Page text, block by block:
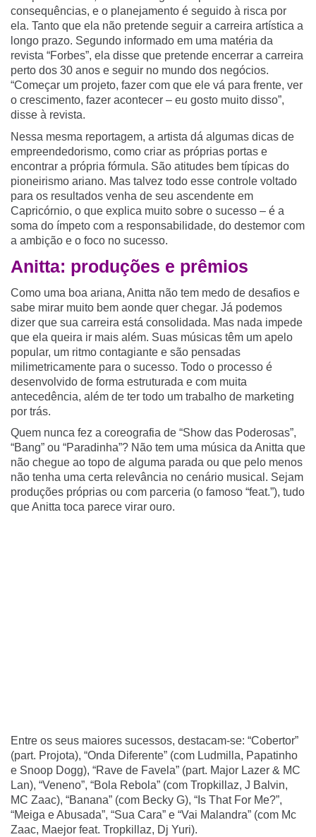
consequências, e o planejamento é seguido à risca por
ela. Tanto que ela não pretende seguir a carreira artística a
longo prazo. Segundo informado em uma matéria da
revista “Forbes”, ela disse que pretende encerrar a carreira
perto dos 30 anos e seguir no mundo dos negócios.
“Começar um projeto, fazer com que ele vá para frente, ver
o crescimento, fazer acontecer – eu gosto muito disso”,
disse à revista.
Nessa mesma reportagem, a artista dá algumas dicas de
empreendedorismo, como criar as próprias portas e
encontrar a própria fórmula. São atitudes bem típicas do
pioneirismo ariano. Mas talvez todo esse controle voltado
para os resultados venha de seu ascendente em
Capricórnio, o que explica muito sobre o sucesso – é a
soma do ímpeto com a responsabilidade, do destemor com
a ambição e o foco no sucesso.
Anitta: produções e prêmios
Como uma boa ariana, Anitta não tem medo de desafios e
sabe mirar muito bem aonde quer chegar. Já podemos
dizer que sua carreira está consolidada. Mas nada impede
que ela queira ir mais além. Suas músicas têm um apelo
popular, um ritmo contagiante e são pensadas
milimetricamente para o sucesso. Todo o processo é
desenvolvido de forma estruturada e com muita
antecedência, além de ter todo um trabalho de marketing
por trás.
Quem nunca fez a coreografia de “Show das Poderosas”,
“Bang” ou “Paradinha”? Não tem uma música da Anitta que
não chegue ao topo de alguma parada ou que pelo menos
não tenha uma certa relevância no cenário musical. Sejam
produções próprias ou com parceria (o famoso “feat.”), tudo
que Anitta toca parece virar ouro.
Entre os seus maiores sucessos, destacam-se: “Cobertor”
(part. Projota), “Onda Diferente” (com Ludmilla, Papatinho
e Snoop Dogg), “Rave de Favela” (part. Major Lazer & MC
Lan), “Veneno”, “Bola Rebola” (com Tropkillaz, J Balvin,
MC Zaac), “Banana” (com Becky G), “Is That For Me?”,
“Meiga e Abusada”, “Sua Cara” e “Vai Malandra” (com Mc
Zaac, Maejor feat. Tropkillaz, Dj Yuri).